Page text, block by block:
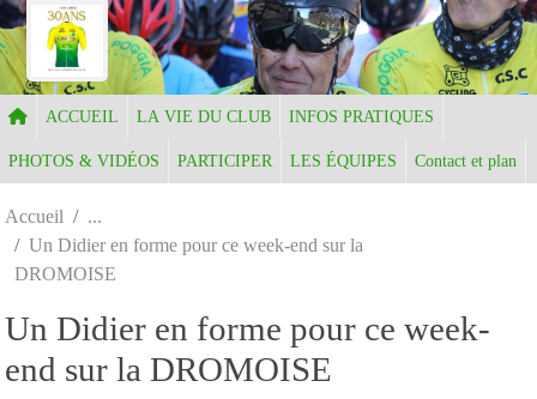
ACCUEIL LA VIE DU CLUB INFOS PRATIQUES
PHOTOS & VIDÉOS PARTICIPER LES ÉQUIPES Contact et plan
Accueil
Un Didier en forme pour ce week-end sur la
DROMOISE
Un Didier en forme pour ce week-
end sur la DROMOISE
Panneau de gestion des cookies